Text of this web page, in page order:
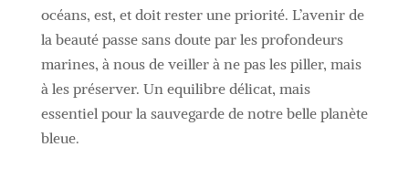
océans, est, et doit rester une priorité. L’avenir de
la beauté passe sans doute par les profondeurs
marines, à nous de veiller à ne pas les piller, mais
à les préserver. Un equilibre délicat, mais
essentiel pour la sauvegarde de notre belle planète
bleue.